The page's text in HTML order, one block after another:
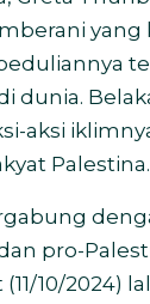
yang
dunia.
aksi
Palestina.
pro-
10/2024)